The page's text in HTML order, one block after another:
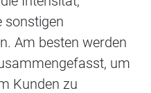
sonstigen
Am besten werden
um
Kunden zu